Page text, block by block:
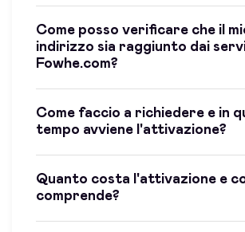
Come posso verificare che il
indirizzo sia raggiunto dai
Fowhe.com?
Come faccio a richiedere e in
tempo avviene l'attivazione?
Quanto costa l'attivazione e
comprende?